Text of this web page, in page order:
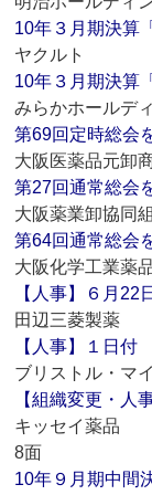
10年３月期決算
ヤクルト
10年３月期決算
みらかホールデ
第69回定時総会
大阪医薬品元卸
第27回通常総会
大阪薬業卸協同
第64回通常総会
大阪化学工業薬
【人事】６月22
田辺三菱製薬
【人事】１日付
ブリストル・マ
【組織変更・人
キッセイ薬品
8面
10年９月期中間